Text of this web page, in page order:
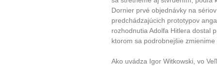
Máte pocit, že jste unaveni
Jak mít více energie
Dornier prvé objednávky na
predchádzajúcich prototypov
rozhodnutia Adolfa Hitlera dostal
ktorom sa podrobnejšie zmienime
Ako uvádza Igor Witkowski, vo